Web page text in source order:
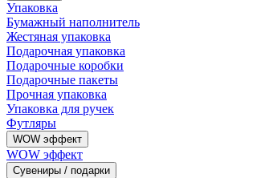
Упаковка
Бумажный наполнитель
Жестяная упаковка
Подарочная упаковка
Подарочные коробки
Подарочные пакеты
Прочная упаковка
Упаковка для ручек
Футляры
WOW эффект
WOW эффект
Сувениры / подарки